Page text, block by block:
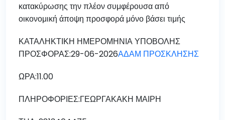
κατακύρωσης την πλέον συμφέρουσα από
οικονομική άποψη προσφορά μόνο βάσει τιμής
ΚΑΤΑΛΗΚΤΙΚΗ ΗΜΕΡΟΜΗΝΙΑ ΥΠΟΒΟΛΗΣ
ΠΡΟΣΦΟΡΑΣ:29-06-2026ΑΔΑΜ ΠΡΟΣΚΛΗΣΗΣ
ΩΡΑ:11.00
ΠΛΗΡΟΦΟΡΙΕΣ:ΓΕΩΡΓΑΚΑΚΗ ΜΑΙΡΗ